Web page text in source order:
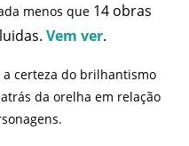
menos que 14 obras
Vem ver.
certeza do brilhantismo
da orelha em relação